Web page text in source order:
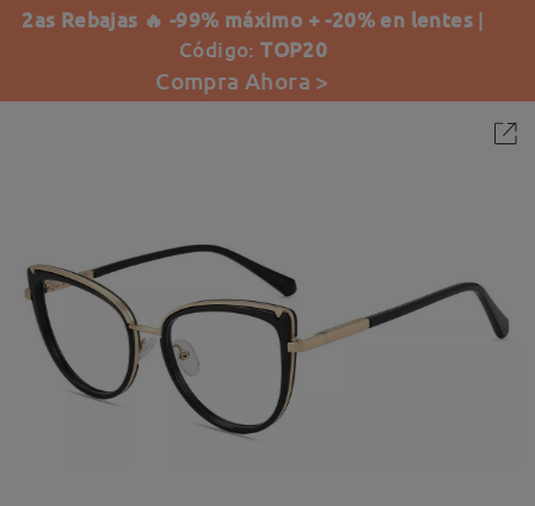
2as Rebajas 🔥 -99% máximo + -20% en lentes |
Código:TOP20
Compra Ahora >